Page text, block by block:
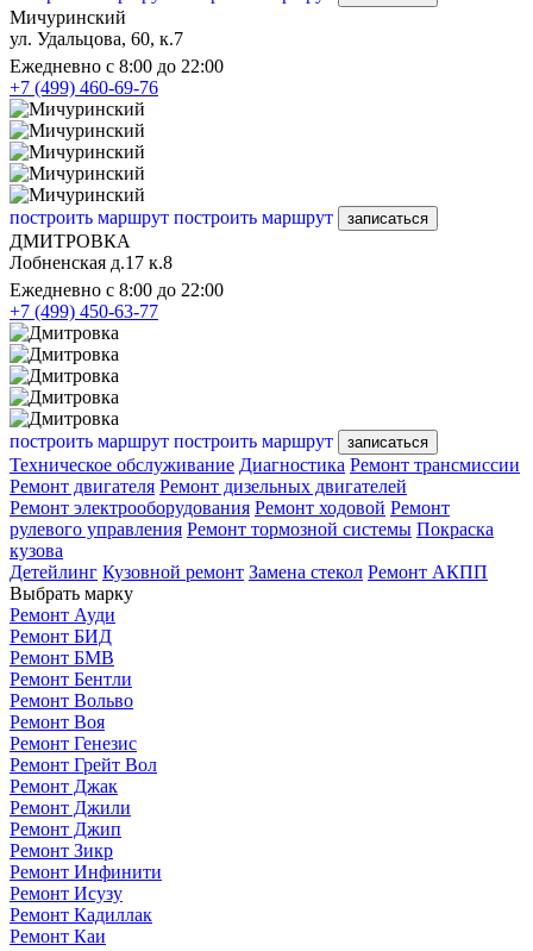
Мичуринский
ул. Удальцова, 60, к.7
Ежедневно с 8:00 до 22:00
+7 (499) 460-69-76
построить маршрут построить маршрут записаться
ДМИТРОВКА
Лобненская д.17 к.8
Ежедневно с 8:00 до 22:00
+7 (499) 450-63-77
построить маршрут построить маршрут записаться
Техническое обслуживание Диагностика Ремонт трансмиссии
Ремонт двигателя Ремонт дизельных двигателей
Ремонт электрооборудования Ремонт ходовой Ремонт
рулевого управления Ремонт тормозной системы Покраска
кузова
Детейлинг Кузовной ремонт Замена стекол Ремонт АКПП
Выбрать марку
Ремонт Ауди
Ремонт БИД
Ремонт БМВ
Ремонт Бентли
Ремонт Вольво
Ремонт Воя
Ремонт Генезис
Ремонт Грейт Вол
Ремонт Джак
Ремонт Джили
Ремонт Джип
Ремонт Зикр
Ремонт Инфинити
Ремонт Исузу
Ремонт Кадиллак
Ремонт Каи